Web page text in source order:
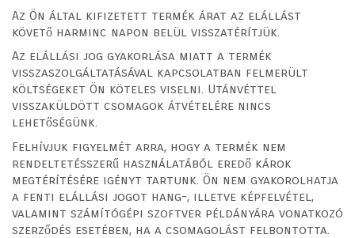
Az Ön által kifizetett termék árat az elállást
követő harminc napon belül visszatérítjük.
Az elállási jog gyakorlása miatt a termék
visszaszolgáltatásával kapcsolatban felmerült
költségeket Ön köteles viselni. Utánvéttel
visszaküldött csomagok átvételére nincs
lehetőségünk.
Felhívjuk figyelmét arra, hogy a termék nem
rendeltetésszerű használatából eredő károk
megtérítésére igényt tartunk. Ön nem gyakorolhatja
a fenti elállási jogot hang-, illetve képfelvétel,
valamint számítógépi szoftver példányára vonatkozó
szerződés esetében, ha a csomagolást felbontotta.